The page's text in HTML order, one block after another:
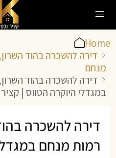
Home
דירה להשכרה בהוד
מנחם
דירה להשכרה בהוד
במגדלי היוקרה הטווס | קציר
דירה להשכרה
רמות מנחם